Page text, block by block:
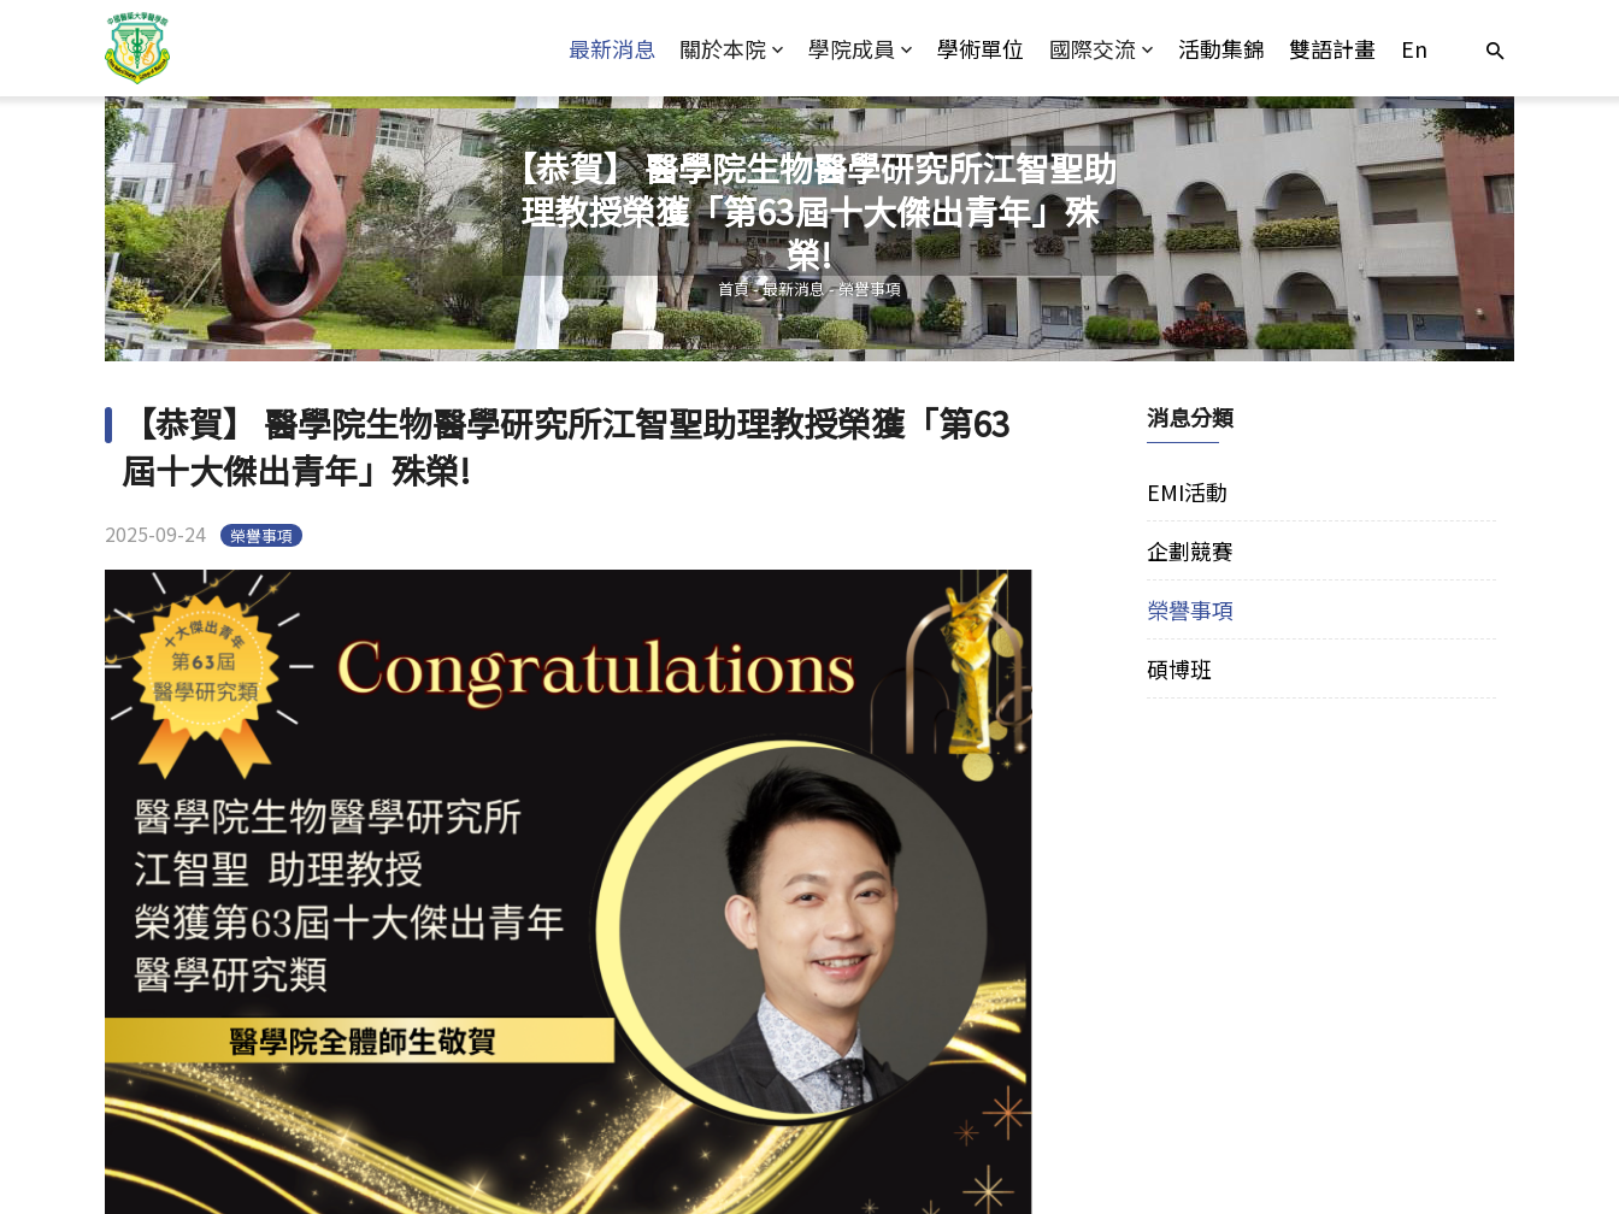
最新消息 關於本院 學院成員 學術單位 國際交流 活動集錦 雙語計畫 En
【恭賀】 醫學院生物醫學研究所江智聖助
理教授榮獲「第63屆十大傑出青年」殊
榮!
您在這裡
首頁-最新消息-榮譽事項
【恭賀】 醫學院生物醫學研究所江智聖助理教授榮獲「第63
屆十大傑出青年」殊榮!
2025-09-24 榮譽事項
消息分類
EMI活動
企劃競賽
榮譽事項
碩博班